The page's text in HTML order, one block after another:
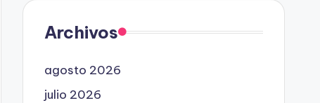
Archivos
agosto 2026
julio 2026